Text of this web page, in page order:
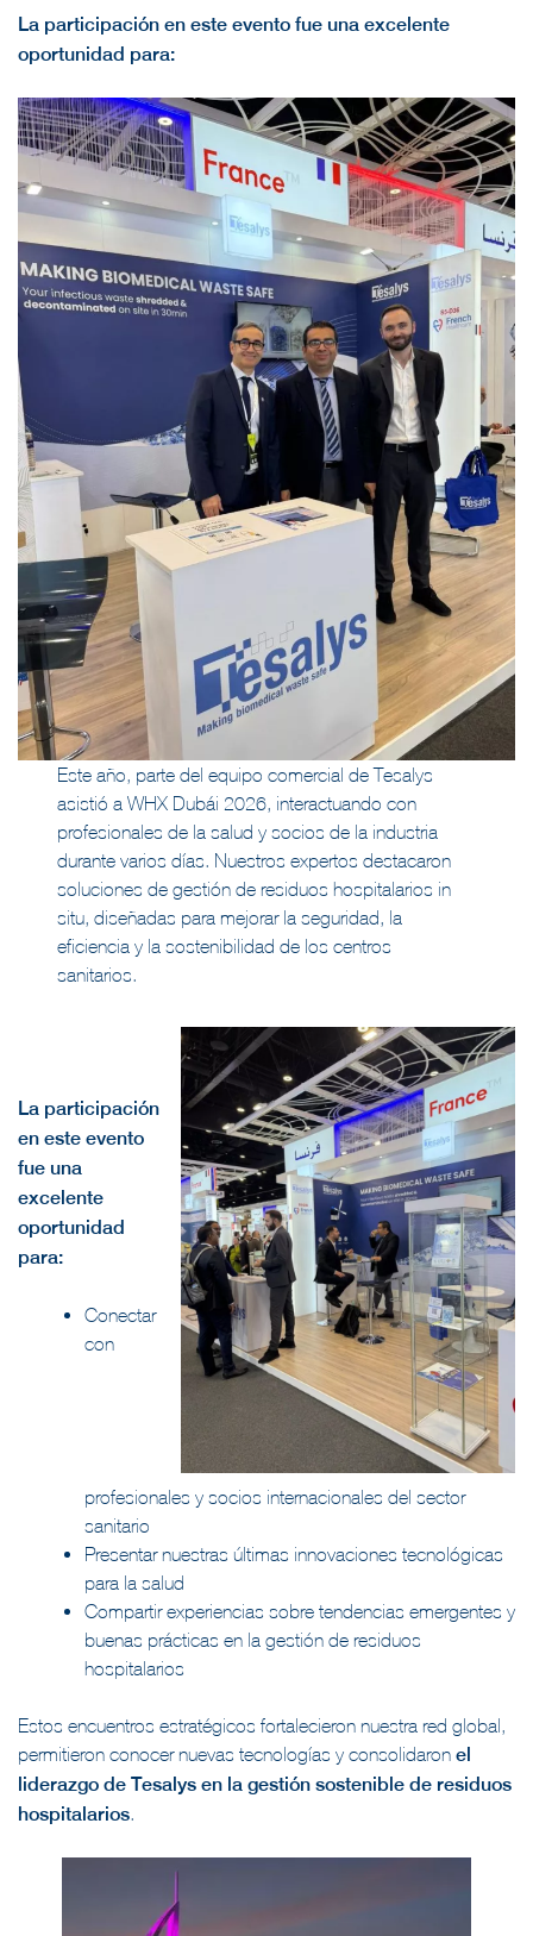
La participación en este evento fue una excelente
oportunidad para:
Este año, parte del equipo comercial de Tesalys
asistió a WHX Dubái 2026, interactuando con
profesionales de la salud y socios de la industria
durante varios días. Nuestros expertos destacaron
soluciones de gestión de residuos hospitalarios in
situ, diseñadas para mejorar la seguridad, la
eficiencia y la sostenibilidad de los centros
sanitarios.
La participación
en este evento
fue una
excelente
oportunidad
para:
Conectar
con
profesionales y socios internacionales del sector
sanitario
Presentar nuestras últimas innovaciones tecnológicas
para la salud
Compartir experiencias sobre tendencias emergentes y
buenas prácticas en la gestión de residuos
hospitalarios
Estos encuentros estratégicos fortalecieron nuestra red global,
permitieron conocer nuevas tecnologías y consolidaron el
liderazgo de Tesalys en la gestión sostenible de residuos
hospitalarios.